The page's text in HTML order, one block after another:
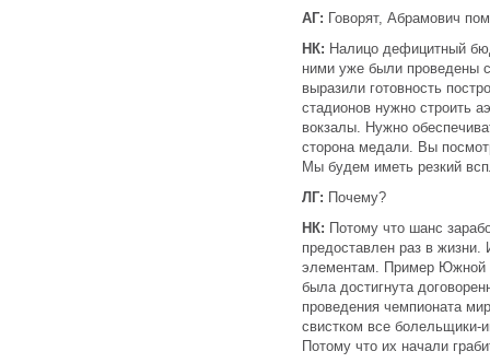
АГ: Говорят, Абрамович
НК: Налицо дефицитный
ними уже были проведены
выразили готовность
стадионов нужно строить
вокзалы. Нужно
сторона медали. Вы
Мы будем иметь резкий
ЛГ: Почему?
НК: Потому что шанс
предоставлен раз в
элементам. Пример Южной
была достигнута
проведения чемпионата
свистком все болельщики-
Потому что их начали